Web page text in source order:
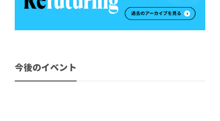
今後のイベント